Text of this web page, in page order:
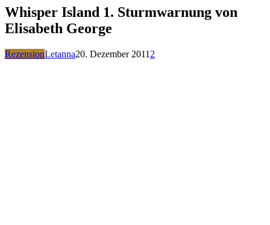
Whisper Island 1. Sturmwarnung von
Elisabeth George
RezensionLetanna20. Dezember 2011 2